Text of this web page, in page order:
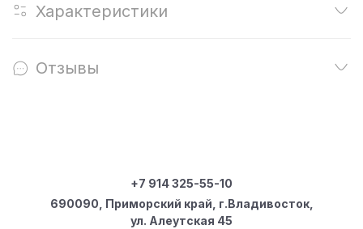
Характеристики
Отзывы
+7 914 325-55-10
690090, Приморский край, г.Владивосток,
ул. Алеутская 45